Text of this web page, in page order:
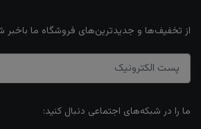
از تخفیف‌ها و جدیدترین‌های فروشگاه ما باخبر
ما را در شبکه‌های اجتماعی دنبال کنید: